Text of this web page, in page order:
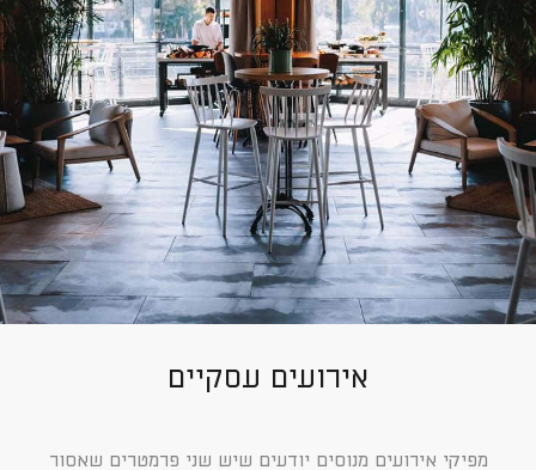
אירועים עסקיים
מפיקי אירועים מנוסים יודעים שיש שני פרמטרים שאסור